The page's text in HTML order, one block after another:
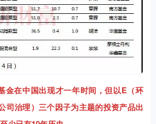
金在中国出现才一年时间，但以E（环
司治理）三个因子为主题的投资产品出